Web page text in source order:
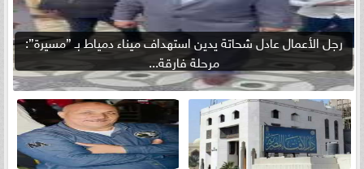
رجل الأعمال عادل شحاتة يدين استهداف ميناء دمياط بـ ”مسيرة”:
مرحلة فارقة...